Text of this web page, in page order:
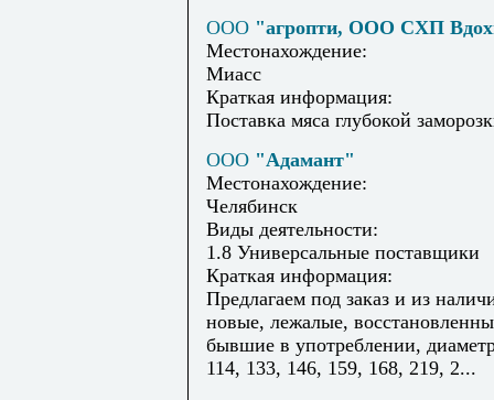
ООО "агропти, ООО СХП
Местонахождение:
Миасс
Краткая информация:
Поставка мяса глубокой
ООО "Адамант"
Местонахождение:
Челябинск
Виды деятельности:
1.8 Универсальные поставщики
Краткая информация:
Предлагаем под заказ и из
новые, лежалые,
бывшие в употреблении,
114, 133, 146, 159, 168, 219, 2...